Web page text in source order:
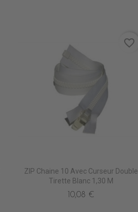
ZIP Chaine 10 Avec Curseur Double
Tirette Blanc 1,30 M
10,08 €
favorite_border